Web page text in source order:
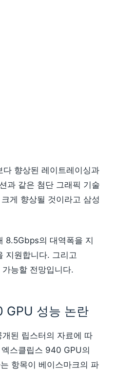
향상된 레이트레이싱과
과 같은 첨단 그래픽 기술
게 향상될 것이라고 삼성
8.5Gbps의 대역폭을 지
지원합니다. 그리고
능할 전망입니다.
GPU 성능 논란
된 립스터의 자료에 따
스클립스 940 GPU의
항목이 베이스마크의 파